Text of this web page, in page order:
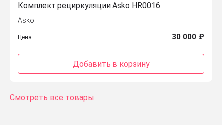
Комплект рециркуляции Asko HR0016
Asko
Цена 30 000 ₽
Добавить в корзину
Смотреть все товары